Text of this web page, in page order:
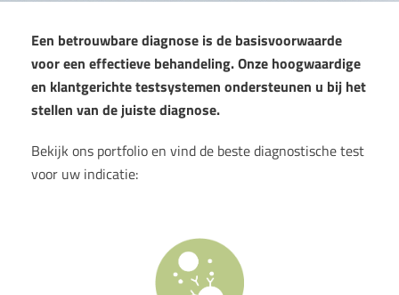
Een betrouwbare diagnose is de basisvoorwaarde
voor een effectieve behandeling. Onze hoogwaardige
en klantgerichte testsystemen ondersteunen u bij het
stellen van de juiste diagnose.
Bekijk ons portfolio en vind de beste diagnostische test
voor uw indicatie: